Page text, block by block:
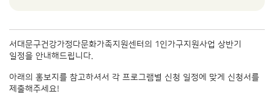
서대문구건강가정다문화가족지원센터의 1인가구지원사업 상반기
일정을 안내해드립니다.
아래의 홍보지를 참고하셔서 각 프로그램별 신청 일정에 맞게 신청서를
제출해주세요!